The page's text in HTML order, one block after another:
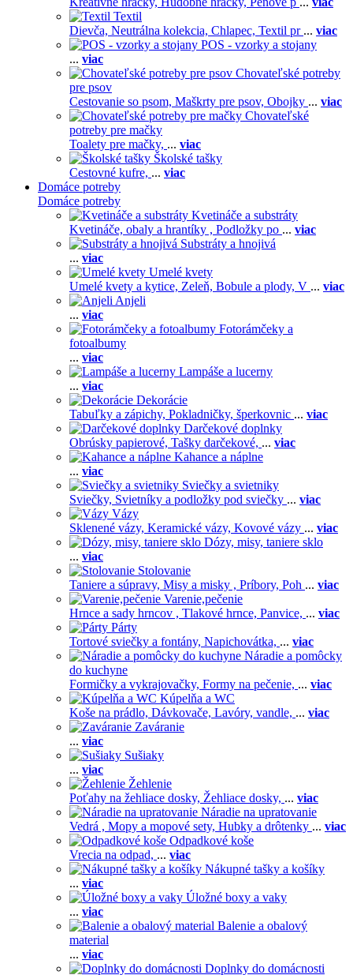
Textil
Dievča, Neutrálna kolekcia, Chlapec, Textil pr ... viac
POS - vzorky a stojany
... viac
Chovateľské potreby
pre psov
Cestovanie so psom, Maškrty pre psov, Obojky ... viac
Chovateľské
potreby pre mačky
Toalety pre mačky, ... viac
Školské tašky
Cestovné kufre, ... viac
Domáce potreby
Domáce potreby
Kvetináče a substráty
Kvetináče, obaly a hrantíky , Podložky po ... viac
Substráty a hnojivá
... viac
Umelé kvety
Umelé kvety a kytice, Zeleň, Bobule a plody, V ... viac
Anjeli
... viac
Fotorámčeky a
fotoalbumy
... viac
Lampáše a lucerny
... viac
Dekorácie
Tabuľky a zápichy, Pokladničky, šperkovnic ... viac
Darčekové doplnky
Obrúsky papierové, Tašky darčekové, ... viac
Kahance a náplne
... viac
Sviečky a svietniky
Sviečky, Svietníky a podložky pod sviečky ... viac
Vázy
Sklenené vázy, Keramické vázy, Kovové vázy ... viac
Dózy, misy, taniere sklo
... viac
Stolovanie
Taniere a súpravy, Misy a misky , Príbory, Poh ... viac
Varenie,pečenie
Hrnce a sady hrncov , Tlakové hrnce, Panvice, ... viac
Párty
Tortové sviečky a fontány, Napichovátka, ... viac
Náradie a pomôcky
do kuchyne
Formičky a vykrajovačky, Formy na pečenie, ... viac
Kúpelňa a WC
Koše na prádlo, Dávkovače, Lavóry, vandle, ... viac
Zaváranie
... viac
Sušiaky
... viac
Žehlenie
Poťahy na žehliace dosky, Žehliace dosky, ... viac
Náradie na upratovanie
Vedrá , Mopy a mopové sety, Hubky a drôtenky ... viac
Odpadkové koše
Vrecia na odpad, ... viac
Nákupné tašky a košíky
... viac
Úložné boxy a vaky
... viac
Balenie a obalový
material
... viac
Doplnky do domácnosti